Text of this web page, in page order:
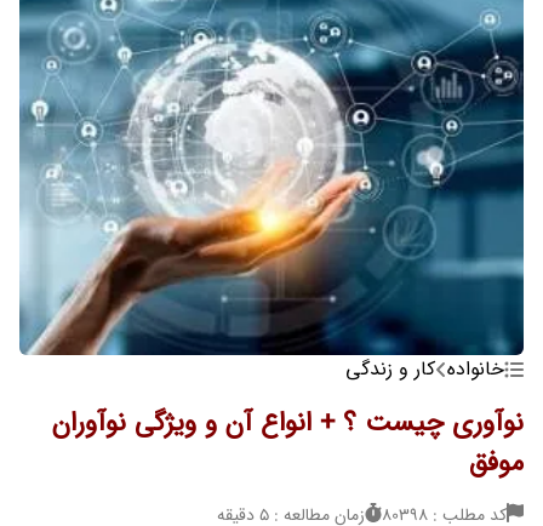
خانواده کار و زندگی
نوآوری چیست ؟ + انواع آن و ویژگی نوآوران
موفق
کد مطلب : 80398 زمان مطالعه : 5 دقیقه